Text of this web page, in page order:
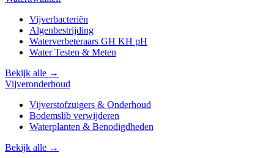
Vijverbacteriën
Algenbestrijding
Waterverbeteraars GH KH pH
Water Testen & Meten
Bekijk alle →
Vijveronderhoud
Vijverstofzuigers & Onderhoud
Bodemslib verwijderen
Waterplanten & Benodigdheden
Bekijk alle →